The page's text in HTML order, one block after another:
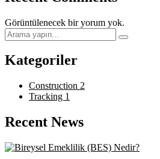
Görüntülenecek bir yorum yok.
Kategoriler
Construction 2
Tracking 1
Recent News